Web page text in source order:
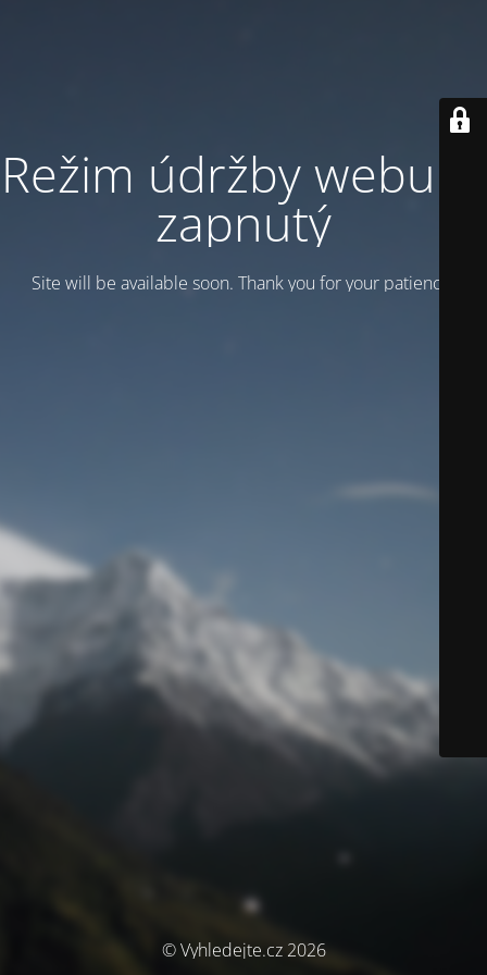
Režim údržby webu je
zapnutý
Site will be available soon. Thank you for your patience!
© Vyhledejte.cz 2026